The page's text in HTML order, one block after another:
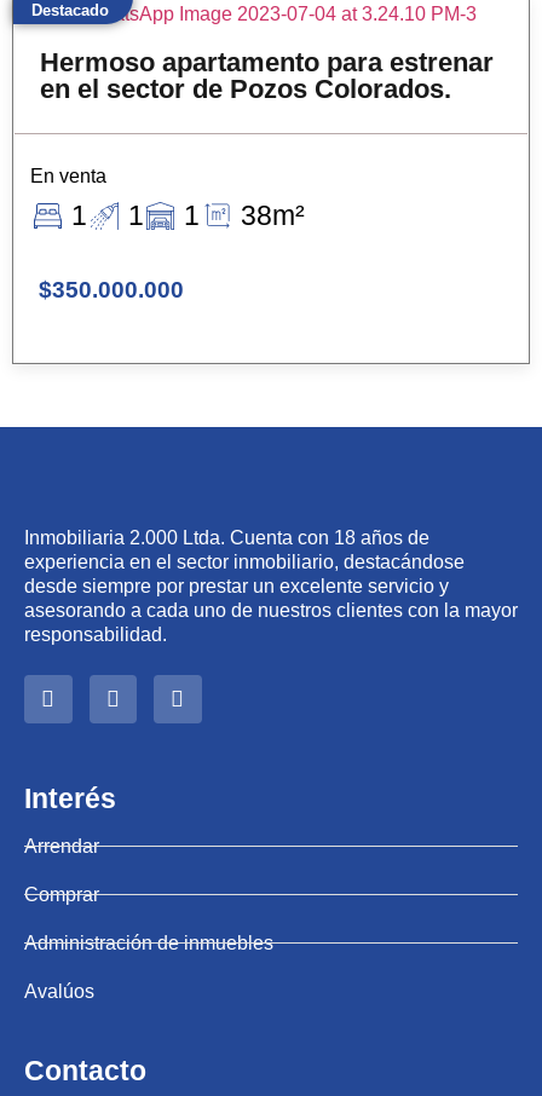
Hermoso apartamento para estrenar
en el sector de Pozos Colorados.
En venta
1 1 1 38m²
$350.000.000
Destacado
Inmobiliaria 2.000 Ltda. Cuenta con 18 años de
experiencia en el sector inmobiliario, destacándose
desde siempre por prestar un excelente servicio y
asesorando a cada uno de nuestros clientes con la mayor
responsabilidad.
Interés
Arrendar
Comprar
Administración de inmuebles
Avalúos
Contacto